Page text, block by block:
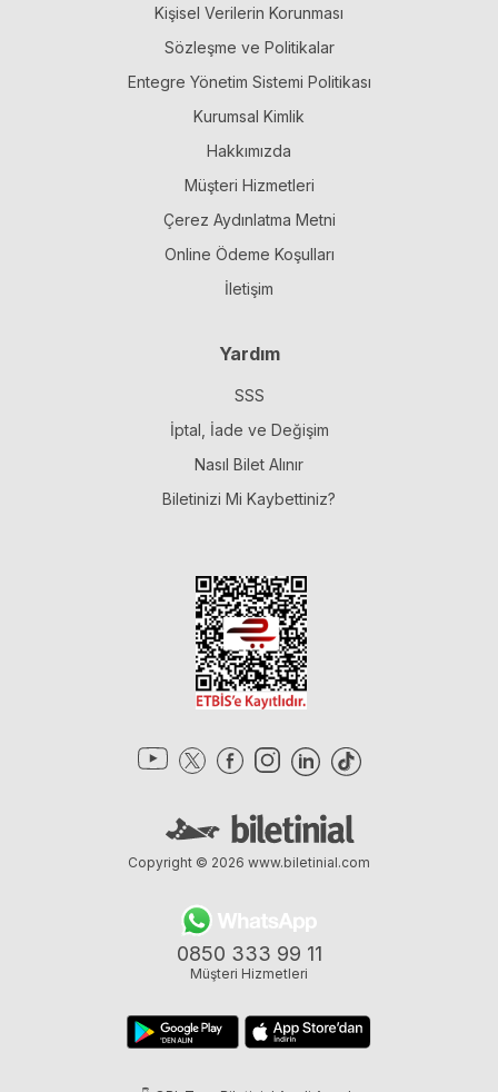
Kişisel Verilerin Korunması
Sözleşme ve Politikalar
Entegre Yönetim Sistemi Politikası
Kurumsal Kimlik
Hakkımızda
Müşteri Hizmetleri
Çerez Aydınlatma Metni
Online Ödeme Koşulları
İletişim
Yardım
SSS
İptal, İade ve Değişim
Nasıl Bilet Alınır
Biletinizi Mi Kaybettiniz?
0850 333 99 11
Müşteri Hizmetleri
Copyright © 2026 www.biletinial.com